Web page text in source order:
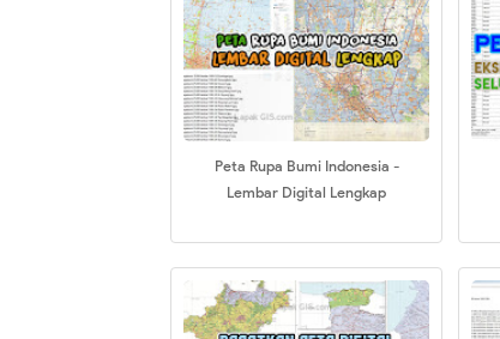
Peta Rupa Bumi Indonesia -
Lembar Digital Lengkap